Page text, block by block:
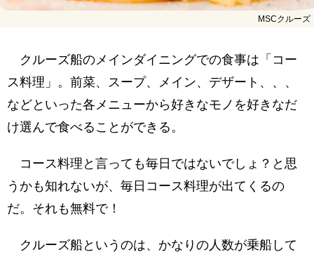
MSCクルーズ
クルーズ船のメインダイニングでの食事は「コー
ス料理」。前菜、スープ、メイン、デザート、、、
などといった各メニューから好きなモノを好きなだ
け選んで食べることができる。
コース料理と言っても毎日ではないでしょ？と思
うかも知れないが、毎日コース料理が出てくるの
だ。それも無料で！
クルーズ船というのは、かなりの人数が乗船して